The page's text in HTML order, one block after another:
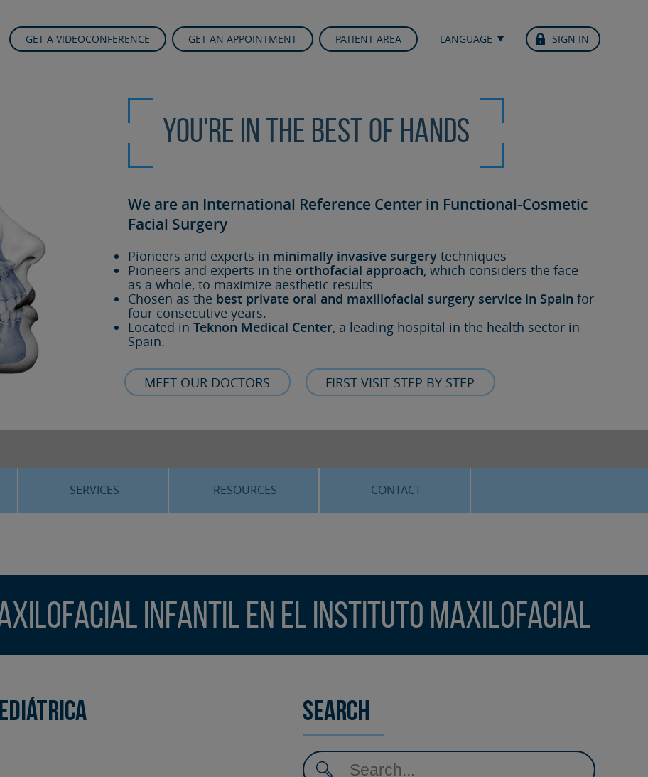
GET A VIDEOCONFERENCE GET AN APPOINTMENT PATIENT AREA LANGUAGE SIGN IN
You're in the best of hands
We are an International Reference Center in Functional-Cosmetic
Facial Surgery
Pioneers and experts in minimally invasive surgery techniques
Pioneers and experts in the orthofacial approach, which considers the face
as a whole, to maximize aesthetic results
Chosen as the best private oral and maxillofacial surgery service in Spain for
four consecutive years.
Located inTeknon Medical Center, a leading hospital in the health sector in
Spain.
MEET OUR DOCTORS FIRST VISIT STEP BY STEP
SERVICES
ADVANCED IMPLANTOLOGY
RESOURCES
3D PLANNING
CONTACT
infantil en el Instituto Maxilofacial
Search